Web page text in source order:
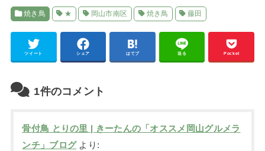
焼き鳥 ★ 岡山市南区 焼き鳥 藤田
ツイート シェア はてブ 送る Pocket
1件のコメント
骨付鳥 とりの里 | きーたんの「オススメ岡山グルメラ
ンチ」ブログ より: